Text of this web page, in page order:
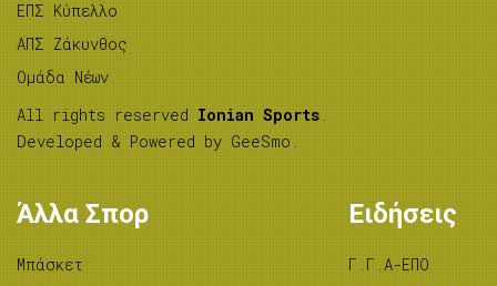
ΕΠΣ Κύπελλο
ΑΠΣ Ζάκυνθος
Ομάδα Νέων
All rights reserved Ionian Sports .
Developed & Powered by GeeSmo .
Άλλα Σπορ
Μπάσκετ
Ειδήσεις
Γ.Γ.Α-ΕΠΟ